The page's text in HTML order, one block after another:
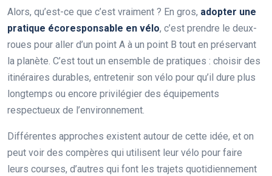
Alors, qu’est-ce que c’est vraiment ? En gros, adopter une
pratique écoresponsable en vélo, c’est prendre le deux-
roues pour aller d’un point A à un point B tout en préservant
la planète. C’est tout un ensemble de pratiques : choisir des
itinéraires durables, entretenir son vélo pour qu’il dure plus
longtemps ou encore privilégier des équipements
respectueux de l’environnement.
Différentes approches existent autour de cette idée, et on
peut voir des compères qui utilisent leur vélo pour faire
leurs courses, d’autres qui font les trajets quotidiennement